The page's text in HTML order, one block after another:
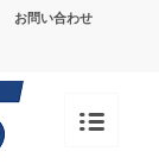
お問い合わせ